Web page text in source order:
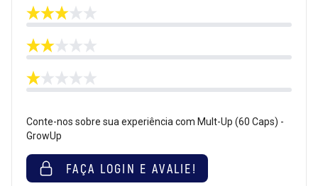
Conte-nos sobre sua experiência com Mult-Up (60 Caps) -
GrowUp
FAÇA LOGIN E AVALIE!